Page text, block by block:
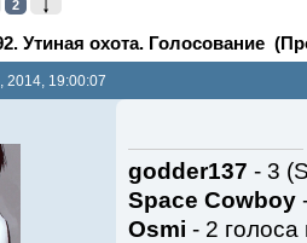
2
Утиная охота. Голосование
2014, 19:00:07
godder137 - 3
Space Cowboy
Osmi - 2 голоса